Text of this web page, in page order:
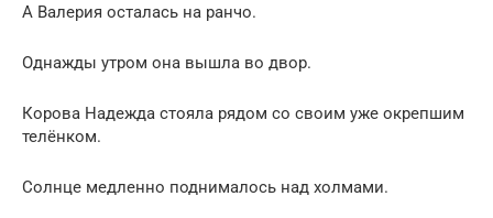
А Валерия осталась на ранчо.
Однажды утром она вышла во двор.
Корова Надежда стояла рядом со своим уже окрепшим
телёнком.
Солнце медленно поднималось над холмами.